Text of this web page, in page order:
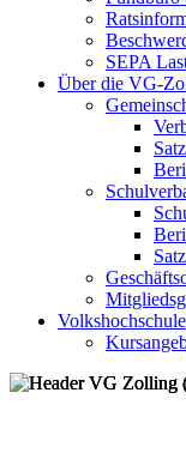
SEPA
Über die VG-
Volkshochschule